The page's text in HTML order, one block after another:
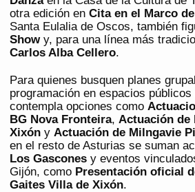
otra edición en Cita en el Marco
Santa Eulalia de Oscos, también
Showy, para una línea más
Carlos Alba Cellero.
Para quienes busquen planes
programación en espacios
contempla opciones como
BG Nova Fronteira, Actuación de
Xixón y Actuación de Milngavie
en el resto de Asturias se suman
Los Gascones y eventos
Gijón, como Presentación oficial
Gaites Villa de Xixón.